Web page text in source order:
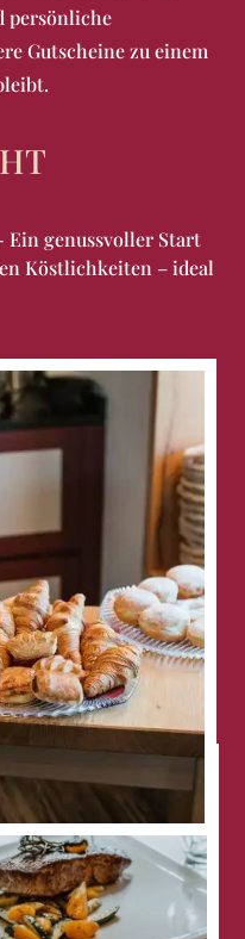
persönliche
Gutscheine zu einem
Ein genussvoller Start
Köstlichkeiten – ideal